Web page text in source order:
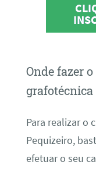
Onde fazer
grafotécnica
Para realizar o
Pequizeiro,
efetuar o seu